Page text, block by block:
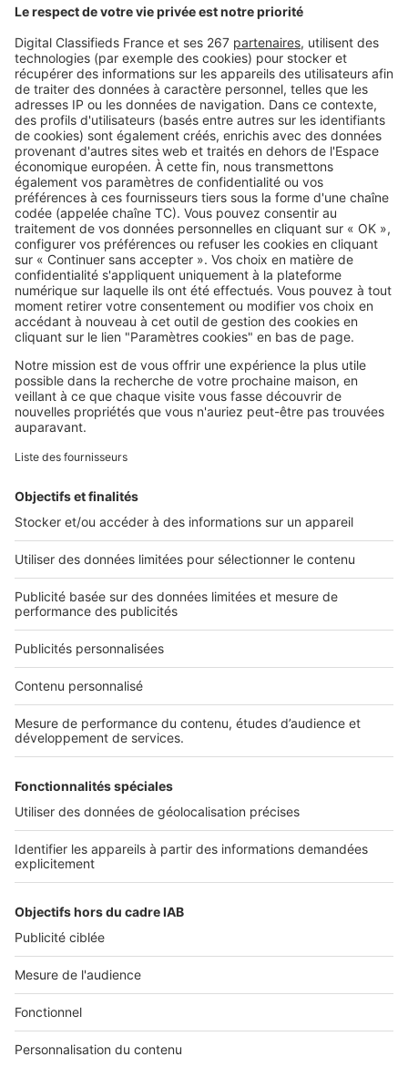
SeLoger c'est aussi
Retrouvez-nous sur ...
L'ENTREPRISE
Qui sommes-nous ?
Nous contacter
Nous recrutons
NOS APPLICATIONS
Découvrez nos applications
SERVICES PRO
Tous nos services pro
Accès client
À DÉCOUVRIR
Annuaire des professionnels
Tout l'immobilier
Toutes les villes
Tous les départements
Toutes les régions